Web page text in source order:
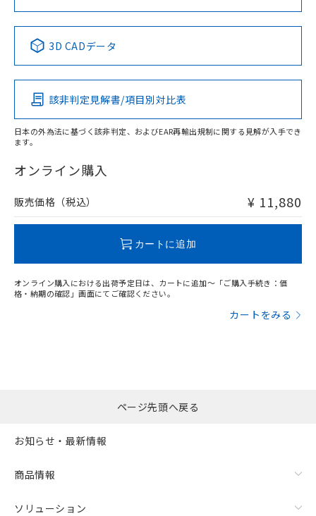
以上、n: 30mm以上
検出領域
漏れ電流特性
Pb Hg Cd Cr(VI)
O
在庫等で未対応品が混在する可能性があります。
問い合わせください。
No No No No
この製品の規格認証/適合状況ページへ
その他の認証はこちらのページからご検索ください
3D CADデータ
該非判定見解書/項目別対比表
日本の外為法に基づく該非判定、およびEAR再輸出規制に関する見解が入手でき
ます。
オンライン購入
販売価格（税込） ¥ 11,880
カートに追加
オンライン購入における出荷予定日は、カートに追加～「ご購入手続き：価
格・納期の確認」画面にてご確認ください。
カートをみる
ページ先頭へ戻る
お知らせ・最新情報
商品情報
ソリューション